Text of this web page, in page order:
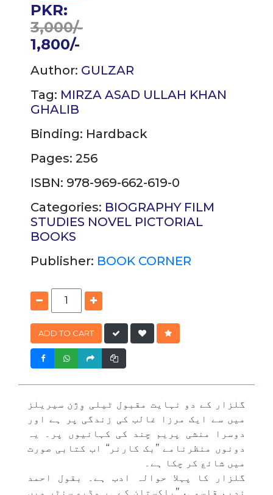
PKR:
3,000/-
1,800/-
Author: GULZAR
Tag: MIRZA ASAD ULLAH KHAN
GHALIB
Binding: Hardback
Pages: 256
ISBN: 978-969-662-619-0
Categories: BIOGRAPHY FILM
STUDIES NOVEL PICTORIAL
BOOKS
Publisher: BOOK CORNER
ADD TO CART
گلزار کے دو نہایت مقبول ٹیلی وِژن سیریلز
میں سے ایک مرزا غالب کی زندگی پر ہے اور
دوسرا منشی پریم چند کی کہانیوں پر۔ یہ
دونوں منظرنامے ’’بک کارنر‘‘ اب کتابی صورت
میں شائع کر چکا ہے۔
گلزار کا پہلا حوالہ ادب ہے۔ بقول احمد
ندیم قاسمی، ’’پاکستان کے ہر وِڈیو سنٹر میں